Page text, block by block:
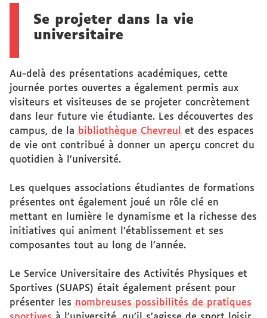
Se projeter dans la vie
universitaire
Au-delà des présentations académiques, cette
journée portes ouvertes a également permis aux
visiteurs et visiteuses de se projeter concrètement
dans leur future vie étudiante. Les découvertes des
campus, de la bibliothèque Chevreul
et des espaces
de vie ont contribué à donner un aperçu concret du
quotidien à l’université.
Les quelques associations étudiantes de formations
présentes ont également joué un rôle clé en
mettant en lumière le dynamisme et la richesse des
initiatives qui animent l’établissement et ses
composantes tout au long de l’année.
Le Service Universitaire des Activités Physiques et
Sportives (SUAPS) était également présent pour
présenter les nombreuses possibilités de pratiques